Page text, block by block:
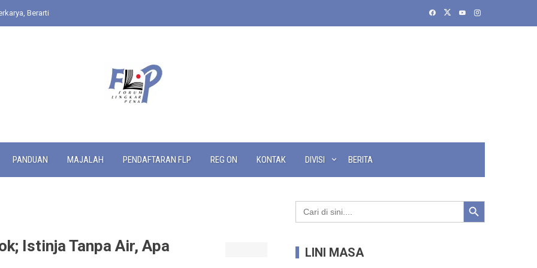
Berarti
PANDUAN MAJALAH PENDAFTARAN FLP REG ON KONTAK DIVISI BERITA
Istinja Tanpa Air, Apa
Search
for:
Search Button
LINI MASA